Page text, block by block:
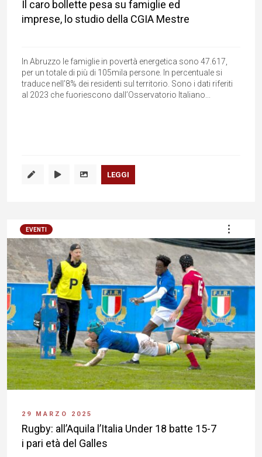
Il caro bollette pesa su famiglie ed
imprese, lo studio della CGIA Mestre
In Abruzzo le famiglie in povertà energetica sono 47.617,
per un totale di più di 105mila persone. In percentuale si
traduce nell’8% dei residenti sul territorio. Sono i dati riferiti
al 2023 che fuoriescono dall’Osservatorio Italiano...
LEGGI
EVENTI
29 MARZO 2025
Rugby: all’Aquila l’Italia Under 18 batte 15-7
i pari età del Galles